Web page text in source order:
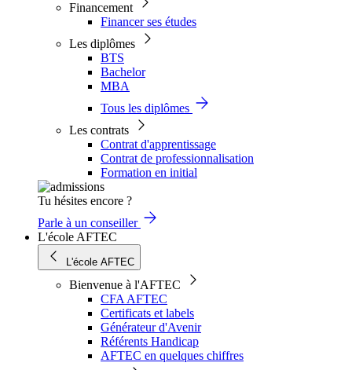
Financement
Financer ses études
Les diplômes
BTS
Bachelor
MBA
Tous les diplômes
Les contrats
Contrat d'apprentissage
Contrat de professionnalisation
Formation en initial
Tu hésites encore ?
Parle à un conseiller
L'école AFTEC
L'école AFTEC
Bienvenue à l'AFTEC
CFA AFTEC
Certificats et labels
Générateur d'Avenir
Référents Handicap
AFTEC en quelques chiffres